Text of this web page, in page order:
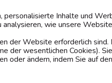
Inhalte und
wie unsere
der Website erforderlich
der wesentlichen Cookies).
ändern, indem Sie auf